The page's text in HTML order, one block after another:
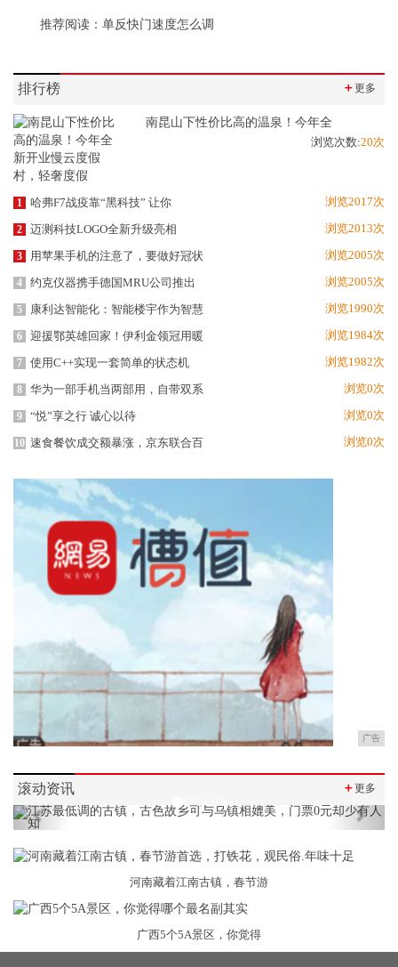
推荐阅读： 单反快门速度怎么调
排行榜 ＋更多
南昆山下性价比高的温泉！今年全
浏览次数:20次
1 哈弗F7战疫靠“黑科技” 让你 浏览2017次
2 迈测科技LOGO全新升级亮相 浏览2013次
3 用苹果手机的注意了，要做好冠状 浏览2005次
4 约克仪器携手德国MRU公司推出 浏览2005次
5 康利达智能化：智能楼宇作为智慧 浏览1990次
6 迎援鄂英雄回家！伊利金领冠用暖 浏览1984次
7 使用C++实现一套简单的状态机 浏览1982次
8 华为一部手机当两部用，自带双系 浏览0次
9 “悦”享之行 诚心以待 浏览0次
10 速食餐饮成交额暴涨，京东联合百 浏览0次
广告
滚动资讯 ＋更多
Previous Next
河南藏着江南古镇，春节游
广西5个5A景区，你觉得